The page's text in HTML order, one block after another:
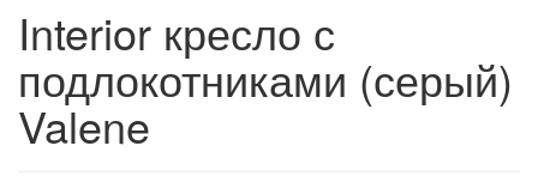
Interior кресло с
подлокотниками (серый)
Valene